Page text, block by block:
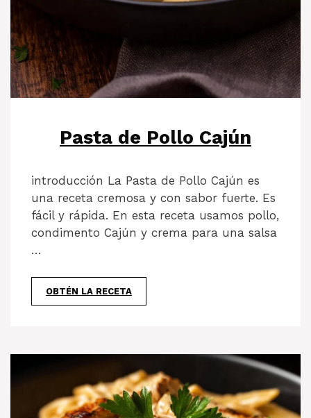
Pasta de Pollo Cajún
introducción La Pasta de Pollo Cajún es
una receta cremosa y con sabor fuerte. Es
fácil y rápida. En esta receta usamos pollo,
condimento Cajún y crema para una salsa
…
OBTÉN LA RECETA